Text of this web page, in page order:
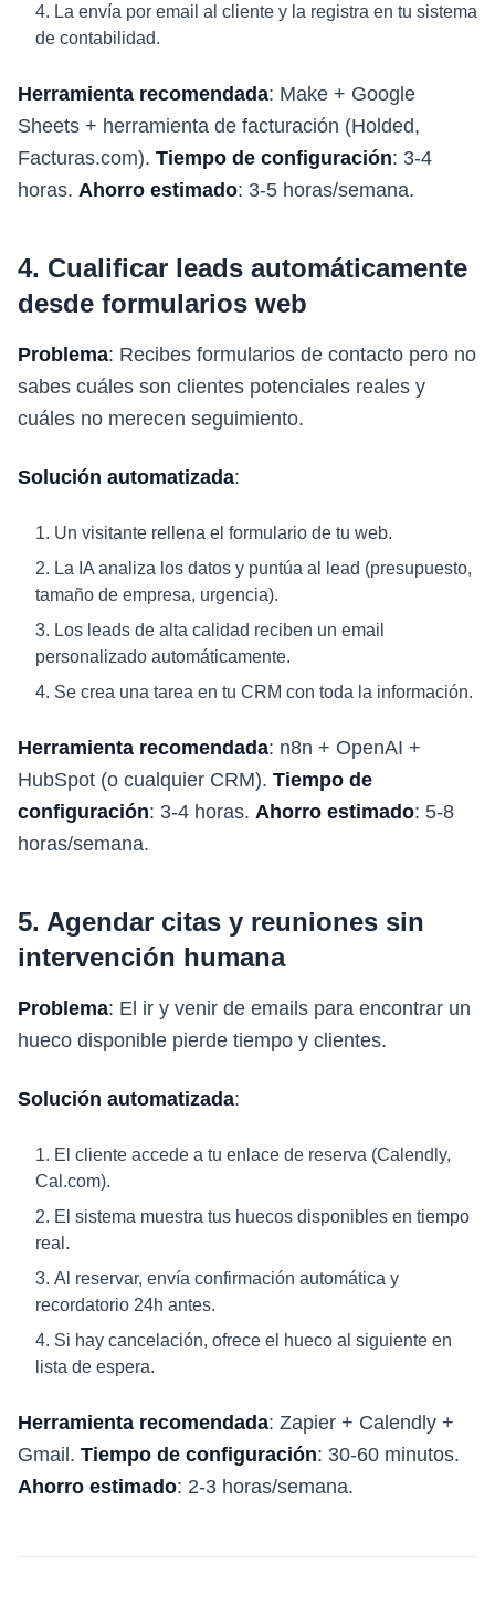
La envía por email al cliente y la registra en tu sistema
de contabilidad.
Herramienta recomendada: Make + Google
Sheets + herramienta de facturación (Holded,
Facturas.com). Tiempo de configuración: 3-4
horas. Ahorro estimado: 3-5 horas/semana.
4. Cualificar leads automáticamente
desde formularios web
Problema: Recibes formularios de contacto pero no
sabes cuáles son clientes potenciales reales y
cuáles no merecen seguimiento.
Solución automatizada:
Un visitante rellena el formulario de tu web.
La IA analiza los datos y puntúa al lead (presupuesto,
tamaño de empresa, urgencia).
Los leads de alta calidad reciben un email
personalizado automáticamente.
Se crea una tarea en tu CRM con toda la información.
Herramienta recomendada: n8n + OpenAI +
HubSpot (o cualquier CRM). Tiempo de
configuración: 3-4 horas. Ahorro estimado: 5-8
horas/semana.
5. Agendar citas y reuniones sin
intervención humana
Problema: El ir y venir de emails para encontrar un
hueco disponible pierde tiempo y clientes.
Solución automatizada:
El cliente accede a tu enlace de reserva (Calendly,
Cal.com).
El sistema muestra tus huecos disponibles en tiempo
real.
Al reservar, envía confirmación automática y
recordatorio 24h antes.
Si hay cancelación, ofrece el hueco al siguiente en
lista de espera.
Herramienta recomendada: Zapier + Calendly +
Gmail. Tiempo de configuración: 30-60 minutos.
Ahorro estimado: 2-3 horas/semana.